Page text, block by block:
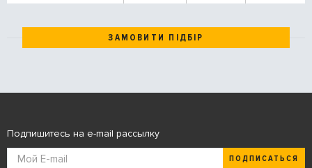
ЗАМОВИТИ ПІДБІР
Подпишитесь на e-mail рассылку
ПОДПИСАТЬСЯ